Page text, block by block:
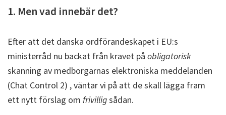
1. Men vad innebär det?
Efter att det danska ordförandeskapet i EU:s
ministerråd nu backat från kravet på obligatorisk
skanning av medborgarnas elektroniska meddelanden
(Chat Control 2) , väntar vi på att de skall lägga fram
ett nytt förslag om frivilligsådan.